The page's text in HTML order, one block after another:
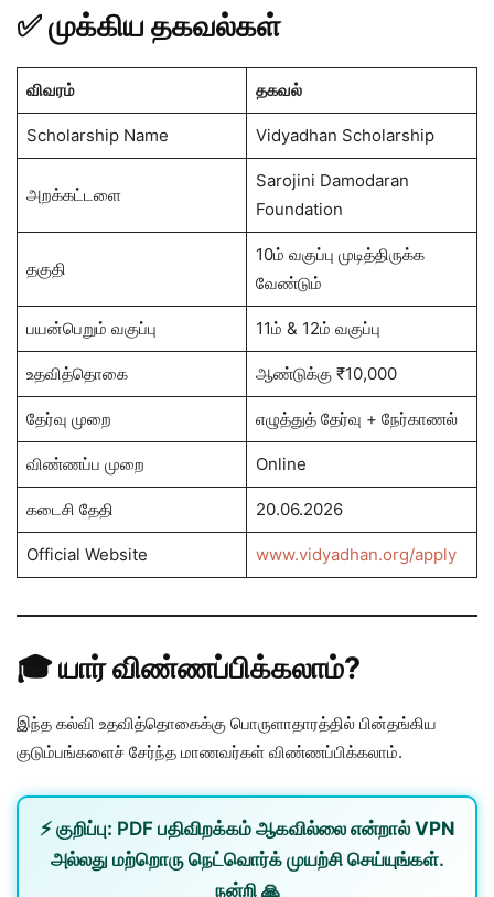
✅ முக்கிய தகவல்கள்
விவரம் தகவல்
Scholarship Name Vidyadhan Scholarship
அறக்கட்டளை
Sarojini Damodaran
Foundation
தகுதி
10ம் வகுப்பு முடித்திருக்க
வேண்டும்
பயன்பெறும் வகுப்பு 11ம் & 12ம் வகுப்பு
உதவித்தொகை ஆண்டுக்கு ₹10,000
தேர்வு முறை எழுத்துத் தேர்வு + நேர்காணல்
விண்ணப்ப முறை Online
கடைசி தேதி 20.06.2026
Official Website www.vidyadhan.org/apply
🎓 யார் விண்ணப்பிக்கலாம்?
இந்த கல்வி உதவித்தொகைக்கு பொருளாதாரத்தில் பின்தங்கிய
குடும்பங்களைச் சேர்ந்த மாணவர்கள் விண்ணப்பிக்கலாம்.
⚡ குறிப்பு: PDF பதிவிறக்கம் ஆகவில்லை என்றால் VPN
அல்லது மற்றொரு நெட்வொர்க்முயற்சி செய்யுங்கள்.
நன்றி 🙏